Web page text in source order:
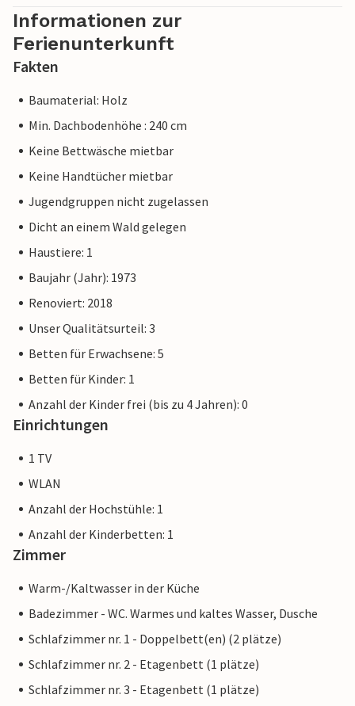
Informationen zur
Ferienunterkunft
Fakten
Baumaterial: Holz
Min. Dachbodenhöhe : 240 cm
Keine Bettwäsche mietbar
Keine Handtücher mietbar
Jugendgruppen nicht zugelassen
Dicht an einem Wald gelegen
Haustiere: 1
Baujahr (Jahr): 1973
Renoviert: 2018
Unser Qualitätsurteil: 3
Betten für Erwachsene: 5
Betten für Kinder: 1
Anzahl der Kinder frei (bis zu 4 Jahren): 0
Einrichtungen
1 TV
WLAN
Anzahl der Hochstühle: 1
Anzahl der Kinderbetten: 1
Zimmer
Warm-/Kaltwasser in der Küche
Badezimmer - WC. Warmes und kaltes Wasser, Dusche
Schlafzimmer nr. 1 - Doppelbett(en) (2 plätze)
Schlafzimmer nr. 2 - Etagenbett (1 plätze)
Schlafzimmer nr. 3 - Etagenbett (1 plätze)